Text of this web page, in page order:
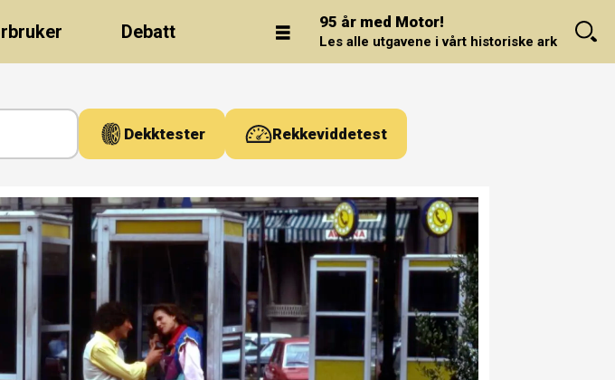
Debatt 95 år med Motor!
Les alle utgavene i vårt historiske arkiv.
Dekktester Rekkeviddetest